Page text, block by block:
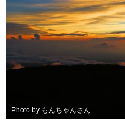
Photo by もんちゃん